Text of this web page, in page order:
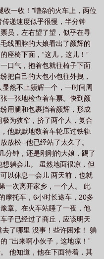
风雨兼程 兼程1995剧情介
局 兼程1995免费阅读 啥啥兼程
兼程的成语 兼程1995齐齐
1995写的是谁 兼程1995笔趣
争 兼程 既然选择了远方那便只顾
新笔趣阁
收一收！”嘈杂的火车上，两位
递速度似乎很慢，半分钟
员，左右望了望，似乎在寻
线围脖的大娘看出了颜辉的
座椅下面，“这儿，这儿！”
口气，抱着包就往椅子下面
把自己的大包小包往外拽，
然不止颜辉一个，一时间周
一张地检查着车票。快到颜
用腿和包裹挡着颜辉，形成
为狭窄，挤了两个人，复合
他默默地数着车轮压过铁轨
放松--他已经站了太久了。
分钟，还是刚刚的大娘，踢了
躺会儿。 虽然地面很凉，但
以休息一会儿 两天前，也就
一次离开家乡，一个人。 此
摩托车，6小时长途车，20多
章。在火车站睡了一夜，他
子已经过了商丘，应该明天
了哪里 没事！些许困难！ 躺
“出来啊小伙子，这地凉！”
他知道，他在下面待着，其